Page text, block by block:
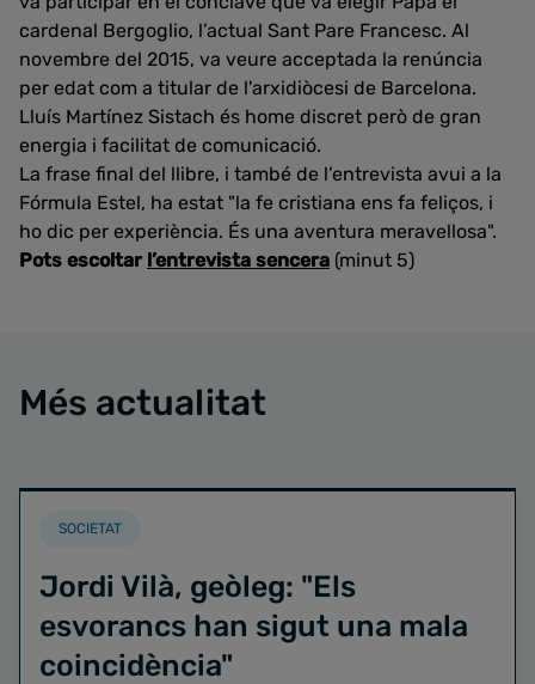
cardenal Bergoglio, l’actual Sant Pare Francesc. Al
novembre del 2015, va veure acceptada la renúncia
per edat com a titular de l'arxidiòcesi de Barcelona.
Lluís Martínez Sistach és home discret però de gran
energia i facilitat de comunicació.
La frase final del llibre, i també de l’entrevista avui a la
Fórmula Estel, ha estat "la fe cristiana ens fa feliços, i
ho dic per experiència. És una aventura meravellosa".
Pots escoltar l’entrevista sencera (minut 5)
Més actualitat
SOCIETAT
Jordi Vilà, geòleg: "Els
esvorancs han sigut una mala
coincidència"